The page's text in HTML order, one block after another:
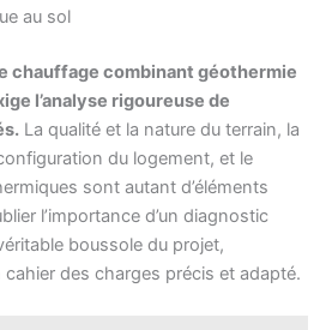
au sol
chauffage combinant géothermie
l’analyse rigoureuse de
La qualité et la nature du terrain, la
du logement, et le
sont autant d’éléments
l’importance d’un diagnostic
boussole du projet,
cahier des charges précis et adapté.